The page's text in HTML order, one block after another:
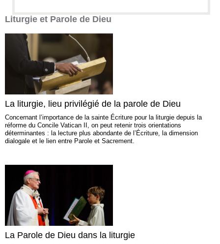
Liturgie et Parole de Dieu
La liturgie, lieu privilégié de la parole de Dieu
Concernant l’importance de la sainte Écriture pour la liturgie depuis la
réforme du Concile Vatican II, on peut retenir trois orientations
déterminantes : la lecture plus abondante de l’Écriture, la dimension
dialogale et le lien entre Parole et Sacrement.
La Parole de Dieu dans la liturgie